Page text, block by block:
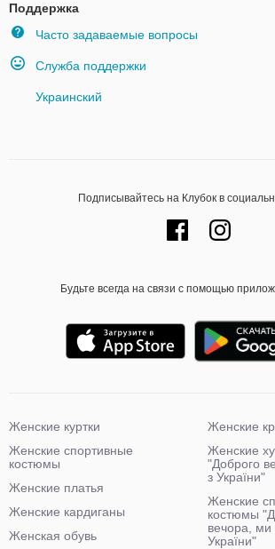
Поддержка
Часто задаваемые вопросы
Служба поддержки
Украинский
Подписывайтесь на Клубок в
Будьте всегда на связи с помощью
Женские куртки
Женские спортивные
костюмы
Женские платья
Женские кардиганы
Женская обувь
Женские
Женские
"Доброго
з України"
Женские
костюмы
вечора, ми
України"